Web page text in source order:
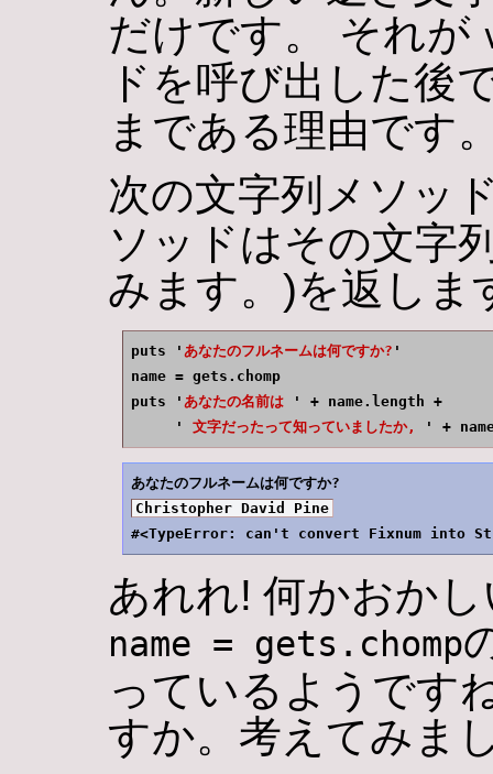
だけです。 それが
ドを呼び出した後
まである理由です
次の文字列メソッ
ソッドはその文字
みます。)を返しま
puts ' あなたのフルネームは何ですか? '
name = gets.chomp
puts ' あなたの名前は
' + name.length +
     '
文字だったって知っていましたか, ' +
Christopher David Pine
あれれ! 何かおか
name = gets.chomp
っているようです
すか。考えてみま